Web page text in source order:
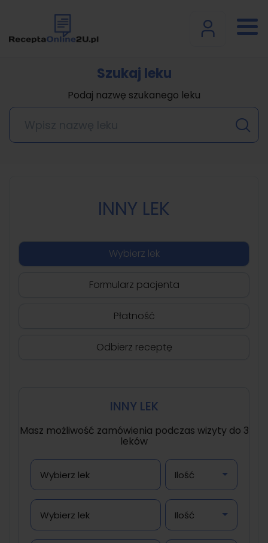
Szukaj leku
Podaj nazwę szukanego leku
INNY LEK
Wybierz lek
Formularz pacjenta
Płatność
Odbierz receptę
INNY LEK
Masz możliwość zamówienia podczas wizyty do 3
leków